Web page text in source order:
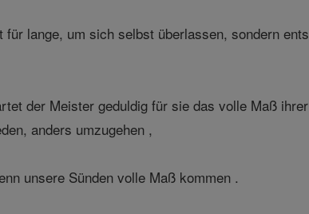
für lange, um sich selbst überlassen, sondern
der Meister geduldig für sie das volle Maß
anders umzugehen ,
unsere Sünden volle Maß kommen .